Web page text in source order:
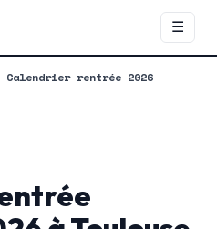
☰
Calendrier rentrée 2026